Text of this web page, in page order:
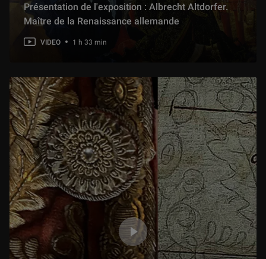
Présentation de l'exposition : Albrecht Altdorfer.
Maître de la Renaissance allemande
VIDEO 1 h 33 min